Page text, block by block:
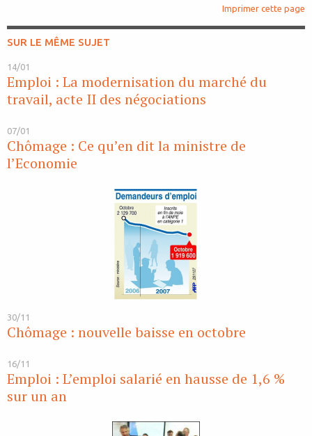
Imprimer cette page
SUR LE MÊME SUJET
14/01
Emploi : La modernisation du marché du
travail, acte II des négociations
07/01
Chômage : Ce qu’en dit la ministre de
l’Economie
30/11
Chômage : nouvelle baisse en octobre
16/11
Emploi : L’emploi salarié en hausse de 1,6 %
sur un an